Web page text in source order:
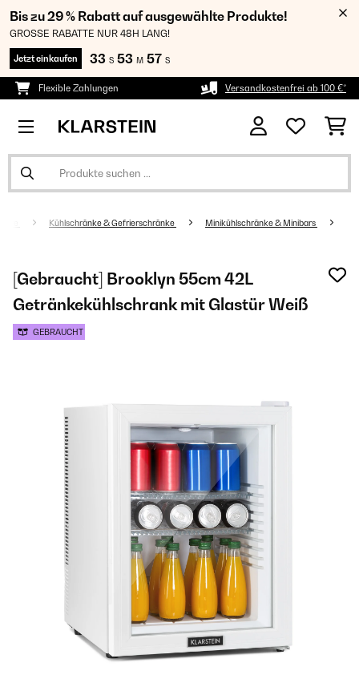
Bis zu 29 % Rabatt auf ausgewählte Produkte!
GROSSE RABATTE NUR 48H LANG!
Jetzt einkaufen 33 S 53 M 57 S
Flexible Zahlungen Versandkostenfrei ab 100 €*
Kühlschränke & Gefrierschränke Minikühlschränke & Minibars
[Gebraucht] Brooklyn 55cm 42L
Getränkekühlschrank mit Glastür​ Weiß
GEBRAUCHT